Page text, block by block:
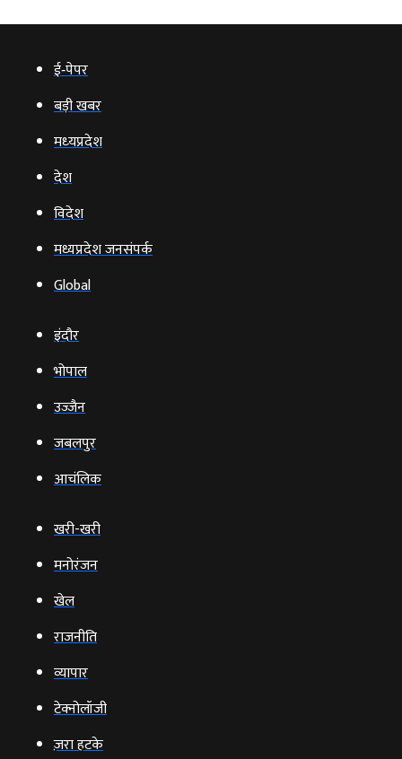
ई‑पेपर
बड़ी खबर
मध्‍यप्रदेश
देश
विदेश
मध्यप्रदेश जनसंपर्क
Global
इंदौर
भोपाल
उज्‍जैन
जबलपुर
आचंलिक
खरी-खरी
मनोरंजन
खेल
राजनीति
व्‍यापार
टेक्‍नोलॉजी
ज़रा हटके